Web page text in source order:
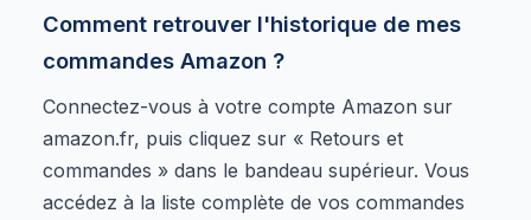
Comment retrouver l'historique de mes
commandes Amazon ?
Connectez-vous à votre compte Amazon sur
amazon.fr, puis cliquez sur « Retours et
commandes » dans le bandeau supérieur. Vous
accédez à la liste complète de vos commandes